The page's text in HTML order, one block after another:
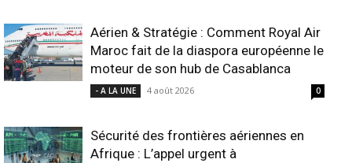
Aérien & Stratégie : Comment Royal Air
Maroc fait de la diaspora européenne le
moteur de son hub de Casablanca
- A LA UNE 4 août 2026 0
Sécurité des frontières aériennes en
Afrique : L’appel urgent à